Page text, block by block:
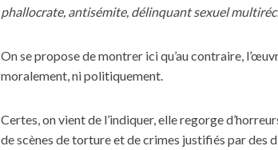
phallocrate, antisémite, délinquant sexuel
On se propose de montrer ici qu’au contraire,
moralement, ni politiquement.
Certes, on vient de l’indiquer, elle regorge
de scènes de torture et de crimes justifiés par des